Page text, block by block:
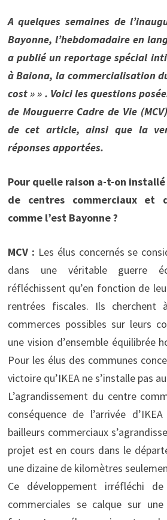
A quelques semaines de
Bayonne, l’hebdomadaire en
a publié un reportage spécial
à Baiona, la commercialisation
cost » » . Voici les questions
de Mouguerre Cadre de Vie
de cet article, ainsi que la
réponses apportées.
Pour quelle raison a-t-on
de centres commerciaux et
comme l’est Bayonne ?
MCV : Les élus concernés se
dans une véritable guerre
réfléchissent qu’en fonction de
rentrées fiscales. Ils
commerces possibles sur leurs
une vision d’ensemble équilibrée
Pour les élus des communes
victoire qu’IKEA ne s’installe pas
L’agrandissement du centre
conséquence de l’arrivée
bailleurs commerciaux
projet est en cours dans le
une dizaine de kilomètres
Ce développement irréfléchi
commerciales se calque sur